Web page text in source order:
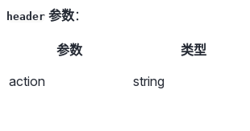
header 参数：
参数 类型
action
string